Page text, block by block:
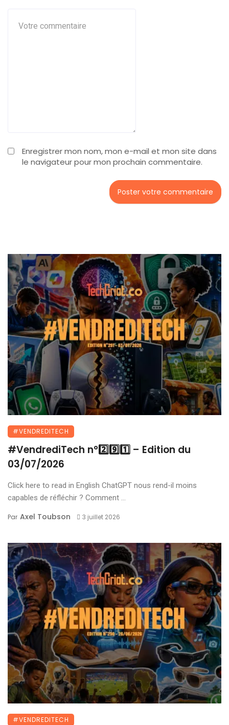
Enregistrer mon nom, mon e-mail et mon site dans
le navigateur pour mon prochain commentaire.
#VENDREDITECH
#VendrediTech n°2️⃣9️⃣1️⃣ – Edition du
03/07/2026
Click here to read in English ChatGPT nous rend-il moins
capables de réfléchir ? Comment ...
Par Axel Toubson 3 juillet 2026
#VENDREDITECH